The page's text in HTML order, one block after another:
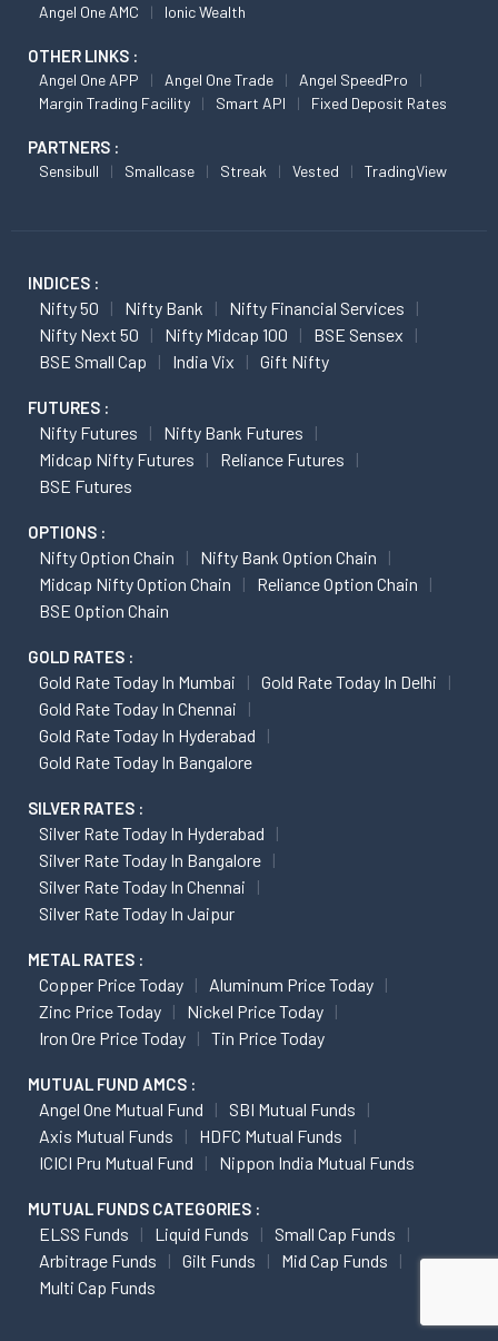
Angel One AMC Ionic Wealth
OTHER LINKS :
Angel One APP Angel One Trade
Angel SpeedPro
Margin Trading Facility
Smart API Fixed Deposit Rates
PARTNERS :
Sensibull Smallcase Streak Vested TradingView
INDICES :
Nifty 50 Nifty Bank
Nifty Financial Services
Nifty Next 50
Nifty Midcap 100
BSE Sensex
BSE Small Cap
India Vix Gift Nifty
FUTURES :
Nifty Futures
Nifty Bank Futures
Midcap Nifty Futures
Reliance Futures
BSE Futures
OPTIONS :
Nifty Option Chain
Nifty Bank Option Chain
Midcap Nifty Option Chain
Reliance Option Chain
BSE Option Chain
GOLD RATES :
Gold Rate Today In Mumbai
Gold Rate Today In Delhi
Gold Rate Today In Chennai
Gold Rate Today In Hyderabad
Gold Rate Today In Bangalore
SILVER RATES :
Silver Rate Today In Hyderabad
Silver Rate Today In Bangalore
Silver Rate Today In Chennai
Silver Rate Today In Jaipur
METAL RATES :
Copper Price Today
Aluminum Price Today
Zinc Price Today
Nickel Price Today
Iron Ore Price Today
Tin Price Today
MUTUAL FUND AMCS :
Angel One Mutual Fund
SBI Mutual Funds
Axis Mutual Funds
HDFC Mutual Funds
ICICI Pru Mutual Fund
Nippon India Mutual Funds
MUTUAL FUNDS CATEGORIES :
ELSS Funds Liquid Funds
Small Cap Funds
Arbitrage Funds
Gilt Funds
Mid Cap Funds
Multi Cap Funds